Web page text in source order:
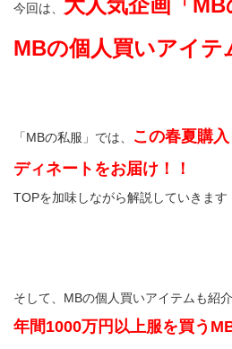
今回は、 大人気企画「MB
MBの個人買いアイテ
「MBの私服」では、
この春夏購
ディネートをお届け！！
TOPを加味しながら解説していきます
そして、MBの個人買いアイテムも紹介
年間1000万円以上服を買う